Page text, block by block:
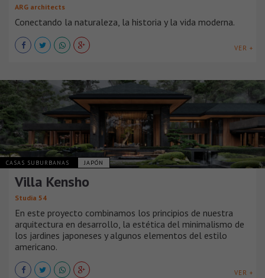
ARG architects
Conectando la naturaleza, la historia y la vida moderna.
VER +
CASAS SUBURBANAS JAPÓN
Villa Kensho
Studia 54
En este proyecto combinamos los principios de nuestra
arquitectura en desarrollo, la estética del minimalismo de
los jardines japoneses y algunos elementos del estilo
americano.
VER +